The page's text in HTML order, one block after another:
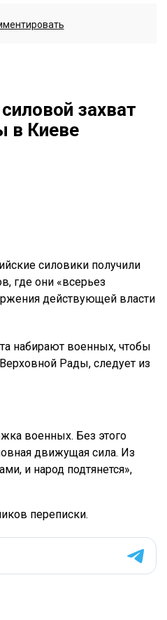
захват
в Киеве
силовики получили
где они «всерьез
действующей власти
набирают военных, чтобы
Рады, следует из
военных. Без этого
движущая сила. Из
и народ подтянется»,
переписки.